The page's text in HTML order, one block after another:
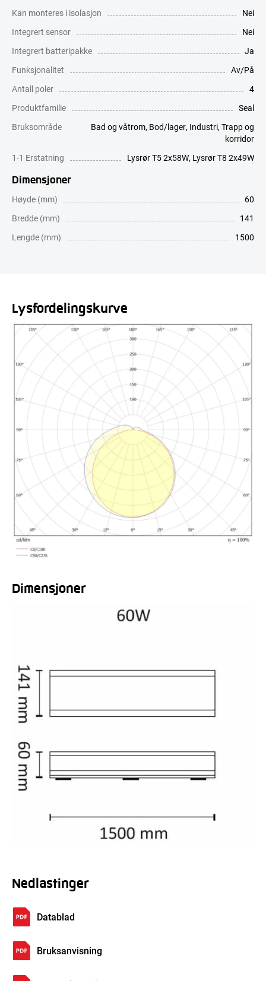
Kan monteres i isolasjon
Nei
Integrert sensor
Nei
Integrert batteripakke
Ja
Funksjonalitet
Av/På
Antall poler
4
Produktfamilie
Seal
Bruksområde
Bad og våtrom, Bod/lager, Industri, Trapp og
korridor
1-1 Erstatning
Lysrør T5 2x58W, Lysrør T8 2x49W
Dimensjoner
Høyde (mm)
60
Bredde (mm)
141
Lengde (mm)
1500
Lysfordelingskurve
Dimensjoner
Nedlastinger
Datablad
Bruksanvisning